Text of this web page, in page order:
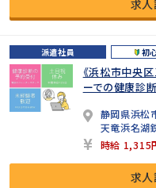
求人
派遣社員 初
《浜松市中央
ーでの健康診
静岡県浜松
天竜浜名湖
時給 1,315
求人